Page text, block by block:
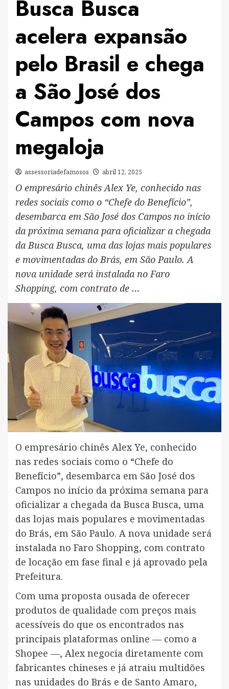
Busca Busca
acelera expansão
pelo Brasil e chega
a São José dos
Campos com nova
megaloja
assessoriadefamosos abril 12, 2025
O empresário chinês Alex Ye, conhecido nas
redes sociais como o “Chefe do Benefício”,
desembarca em São José dos Campos no início
da próxima semana para oficializar a chegada
da Busca Busca, uma das lojas mais populares
e movimentadas do Brás, em São Paulo. A
nova unidade será instalada no Faro
Shopping, com contrato de …
O empresário chinês Alex Ye, conhecido
nas redes sociais como o “Chefe do
Benefício”, desembarca em São José dos
Campos no início da próxima semana para
oficializar a chegada da Busca Busca, uma
das lojas mais populares e movimentadas
do Brás, em São Paulo. A nova unidade será
instalada no Faro Shopping, com contrato
de locação em fase final e já aprovado pela
Prefeitura.
Com uma proposta ousada de oferecer
produtos de qualidade com preços mais
acessíveis do que os encontrados nas
principais plataformas online — como a
Shopee —, Alex negocia diretamente com
fabricantes chineses e já atraiu multidões
nas unidades do Brás e de Santo Amaro,